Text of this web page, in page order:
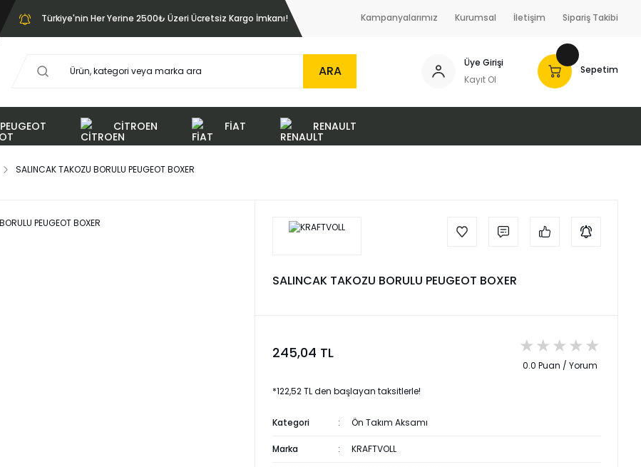
Türkiye'nin Her Yerine 2500₺ Üzeri Ücretsiz Kargo İmkanı! Kampanyalarımız Kurumsal İletişim Sipariş Takibi
ARA
Üye Girişi
Kayıt Ol
Sepetim
PEUGEOT CİTROEN FİAT RENAULT
SALINCAK TAKOZU BORULU PEUGEOT BOXER
SALINCAK TAKOZU BORULU PEUGEOT BOXER
245,04 TL
0.0 Puan / Yorum
*122,52 TL den başlayan taksitlerle!
Kategori Ön Takım Aksamı
Marka KRAFTVOLL